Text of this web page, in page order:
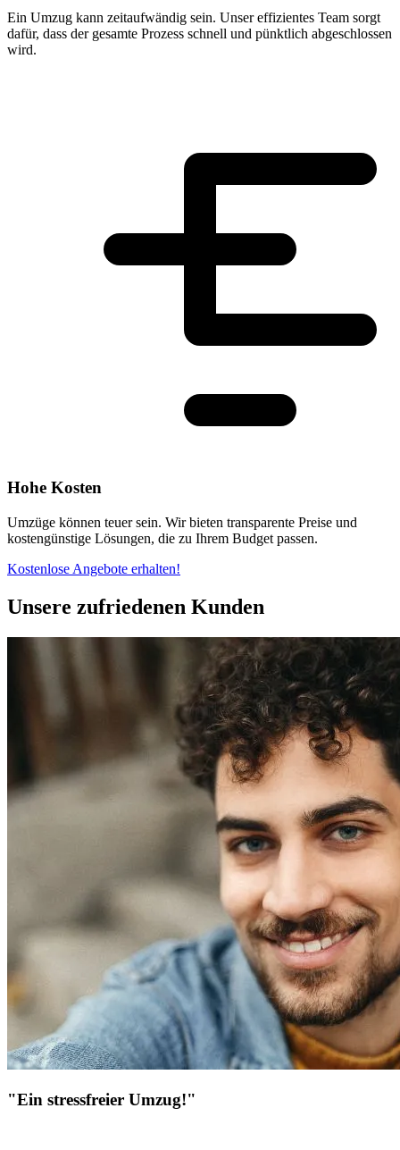
Ein Umzug kann zeitaufwändig sein. Unser effizientes Team sorgt
dafür, dass der gesamte Prozess schnell und pünktlich abgeschlossen
wird.
Hohe Kosten
Umzüge können teuer sein. Wir bieten transparente Preise und
kostengünstige Lösungen, die zu Ihrem Budget passen.
Kostenlose Angebote erhalten!
Unsere zufriedenen Kunden
"Ein stressfreier Umzug!"